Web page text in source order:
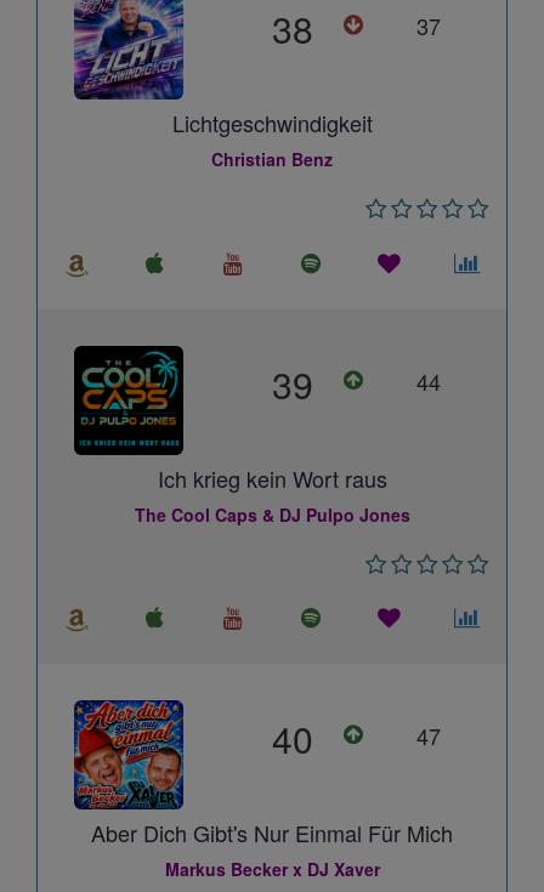
38 37
Lichtgeschwindigkeit
Christian Benz
39 44
Ich krieg kein Wort raus
The Cool Caps & DJ Pulpo Jones
40 47
Aber Dich Gibt's Nur Einmal Für Mich
Markus Becker x DJ Xaver